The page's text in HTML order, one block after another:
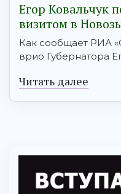
Егор Ковальчук
визитом в
Как сообщает РИА
врио Губернатора
Читать далее